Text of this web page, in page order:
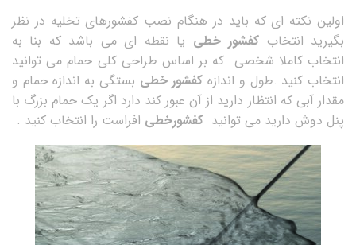
اولین نکته ای که باید در هنگام نصب کفشورهای تخلیه در نظر
بگیرید انتخاب کفشور خطی یا نقطه ای می باشد که بنا به
انتخاب کاملا شخصی که بر اساس طراحی کلی حمام می توانید
انتخاب کنید .طول و اندازه کفشور خطی بستگی به اندازه حمام و
مقدار آبی که انتظار دارید از آن عبور کند دارد اگر یک حمام بزرگ با
پنل دوش دارید می توانید کفشورخطی افراست را انتخاب کنید .